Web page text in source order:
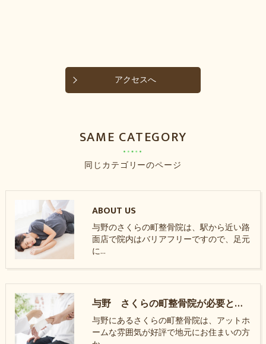
アクセスへ
同じカテゴリーのページ
SAME CATEGORY
ABOUT US
与野のさくらの町整骨院は、駅から近い路
面店で院内はバリアフリーですので、足元
に…
与野 さくらの町整骨院が必要とされる理由
与野にあるさくらの町整骨院は、アットホ
ームな雰囲気が好評で地元にお住まいの方